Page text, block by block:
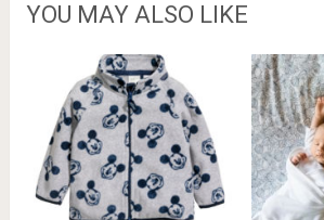
YOU MAY ALSO LIKE